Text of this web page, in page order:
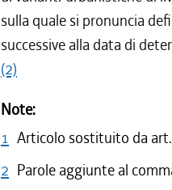
sulla quale si pronuncia
successive alla data di
(2)
Note:
1 Articolo sostituito da
2 Parole aggiunte al